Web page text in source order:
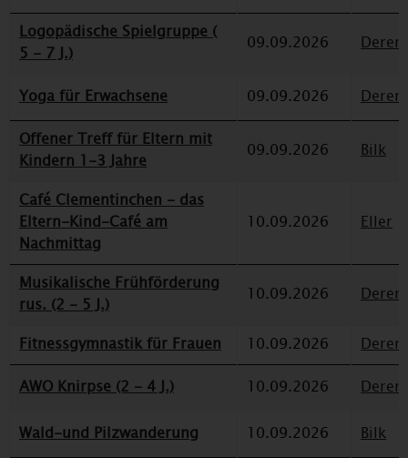
Logopädische Spielgruppe (
5 - 7 J.)
09.09.2026
Yoga für Erwachsene 09.09.2026
Offener Treff für Eltern mit
Kindern 1-3 Jahre
09.09.2026 Bilk
Café Clementinchen - das
Eltern-Kind-Café am
Nachmittag
10.09.2026 Eller
Musikalische Frühförderung
rus. (2 - 5 J.)
10.09.2026
Fitnessgymnastik für Frauen 10.09.2026
AWO Knirpse (2 - 4 J.)
10.09.2026
Wald-und Pilzwanderung 10.09.2026
Bilk